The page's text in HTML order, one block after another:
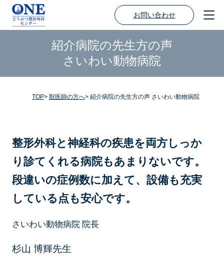
お問い合わせ
紹介病院の先生方の声
さいわい動物病院
TOP 獣医師の方へ 紹介病院の先生方の声 さいわい動物病院
整形外科と神経科の疾患を両方しっか
り診てくれる病院もあまりないです。
段違いの症例数に加えて、設備も充実
している点も安心です。
さいわい動物病院 院長
杉山 博輝先生